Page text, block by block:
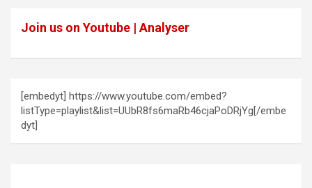
Join us on Youtube | Analyser
[embedyt] https://www.youtube.com/embed?
listType=playlist&list=UUbR8fs6maRb46cjaPoDRjYg[/embe
dyt]